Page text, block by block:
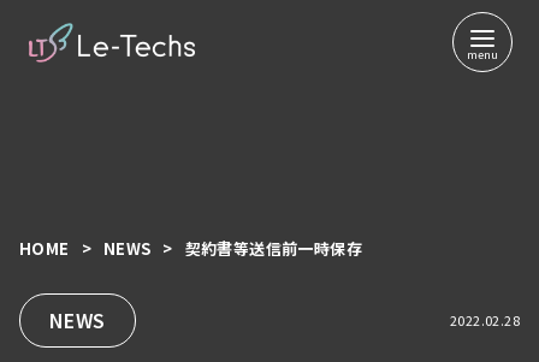
2022.02.28
NEWS
HOME NEWS 契約書等送信前一時保存